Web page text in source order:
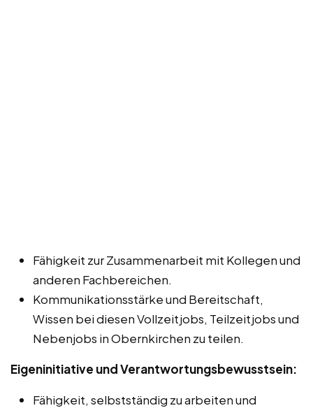
Fähigkeit zur Zusammenarbeit mit Kollegen und
anderen Fachbereichen.
Kommunikationsstärke und Bereitschaft,
Wissen bei diesen Vollzeitjobs, Teilzeitjobs und
Nebenjobs in Obernkirchen zu teilen.
Eigeninitiative und Verantwortungsbewusstsein:
Fähigkeit, selbstständig zu arbeiten und